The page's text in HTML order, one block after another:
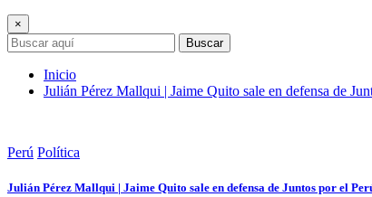
×
Buscar
Inicio
Julián Pérez Mallqui | Jaime Quito sale en defensa de
Perú Política
Julián Pérez Mallqui | Jaime Quito sale en defensa de Juntos por el